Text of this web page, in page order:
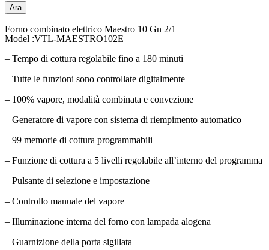
Ara
Forno combinato elettrico Maestro 10 Gn 2/1
Model :VTL-MAESTRO102E
– Tempo di cottura regolabile fino a 180 minuti
– Tutte le funzioni sono controllate digitalmente
– 100% vapore, modalità combinata e convezione
– Generatore di vapore con sistema di riempimento automatico
– 99 memorie di cottura programmabili
– Funzione di cottura a 5 livelli regolabile all’interno del programma
– Pulsante di selezione e impostazione
– Controllo manuale del vapore
– Illuminazione interna del forno con lampada alogena
– Guarnizione della porta sigillata